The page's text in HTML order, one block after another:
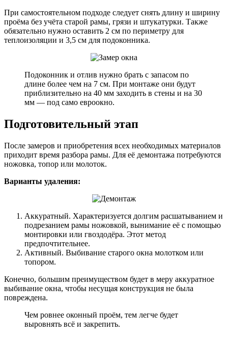
При самостоятельном подходе следует снять длину и ширину
проёма без учёта старой рамы, грязи и штукатурки. Также
обязательно нужно оставить 2 см по периметру для
теплоизоляции и 3,5 см для подоконника.
Подоконник и отлив нужно брать с запасом по
длине более чем на 7 см. При монтаже они будут
приблизительно на 40 мм заходить в стены и на 30
мм — под само евроокно.
Подготовительный этап
После замеров и приобретения всех необходимых материалов
приходит время разбора рамы. Для её демонтажа потребуются
ножовка, топор или молоток.
Варианты удаления:
Аккуратный. Характеризуется долгим расшатыванием и
подрезанием рамы ножовкой, вынимание её с помощью
монтировки или гвоздодёра. Этот метод
предпочтительнее.
Активный. Выбивание старого окна молотком или
топором.
Конечно, большим преимуществом будет в меру аккуратное
выбивание окна, чтобы несущая конструкция не была
повреждена.
Чем ровнее оконный проём, тем легче будет
выровнять всё и закрепить.